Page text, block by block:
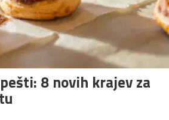
8 novih krajev za